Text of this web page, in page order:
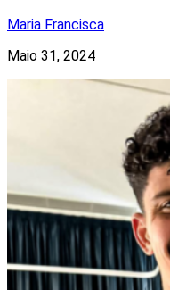
Maria Francisca
Maio 31, 2024